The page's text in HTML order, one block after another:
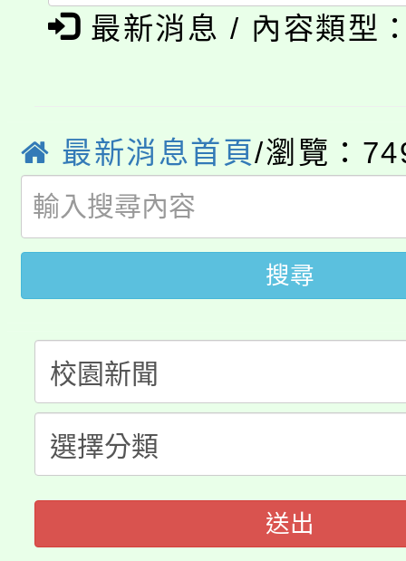
程
「本色祭」8/29、30在
局官網。
8月14至27日，桃園電
開!
115年桃園市運動會8/
田徑場及游泳池舉行。
桃園市低收入戶享有免
視費優惠，中低收入戶
半價優惠，詳情可洽有
者。
大園自造教育及科技
份教師增能研習
大溪自造教育及科技中
份教師研習
淨零綠生活教案入校路
會
115年食農教育專業人
程
最新消息 / 內容類型
最新消息首頁/瀏覽：
搜尋
送出